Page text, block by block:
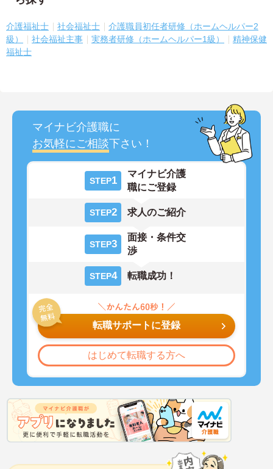
介護福祉士 社会福祉士
介護職員初任者研修（ホームヘルパー2
級）
社会福祉主事 実務者研修（ホームヘルパー1級）
精神保健
福祉士
マイナビ介護職に
お気軽にご相談下さい！
STEP1
マイナビ介護
職にご登録
STEP2 求人のご紹介
STEP3
面接・条件交
渉
STEP4 転職成功！
転職サポートに登録
はじめて転職する方へ